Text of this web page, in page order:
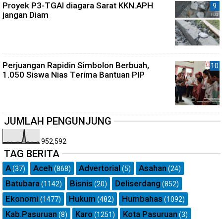
Proyek P3-TGAI diagara Sarat KKN.APH
jangan Diam
Perjuangan Rapidin Simbolon Berbuah,
1.050 Siswa Nias Terima Bantuan PIP
JUMLAH PENGUNJUNG
952,592
TAG BERITA
A(37) Aceh (868) Advertorial (5) Asahan (24)
Batubara(1142) Bisnis (20) Deliserdang (852)
Ekonomi (1477) Hukum (482) Humbahas (1092)
Kab.Pasuruan (8) Karo (1251) Kota Pasuruan (3)